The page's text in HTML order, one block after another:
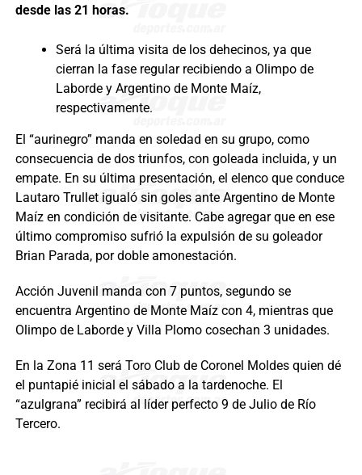
desde las 21 horas.
Será la última visita de los dehecinos, ya que
cierran la fase regular recibiendo a Olimpo de
Laborde y Argentino de Monte Maíz,
respectivamente.
El “aurinegro” manda en soledad en su grupo, como
consecuencia de dos triunfos, con goleada incluida, y un
empate. En su última presentación, el elenco que conduce
Lautaro Trullet igualó sin goles ante Argentino de Monte
Maíz en condición de visitante. Cabe agregar que en ese
último compromiso sufrió la expulsión de su goleador
Brian Parada, por doble amonestación.
Acción Juvenil manda con 7 puntos, segundo se
encuentra Argentino de Monte Maíz con 4, mientras que
Olimpo de Laborde y Villa Plomo cosechan 3 unidades.
En la Zona 11 será Toro Club de Coronel Moldes quien dé
el puntapié inicial el sábado a la tardenoche. El
“azulgrana” recibirá al líder perfecto 9 de Julio de Río
Tercero.